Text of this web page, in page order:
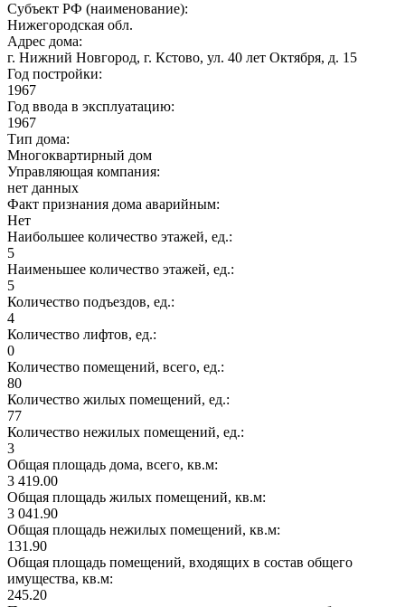
Субъект РФ (наименование):
Нижегородская обл.
Адрес дома:
г. Нижний Новгород, г. Кстово, ул. 40 лет Октября, д. 15
Год постройки:
1967
Год ввода в эксплуатацию:
1967
Тип дома:
Многоквартирный дом
Управляющая компания:
нет данных
Факт признания дома аварийным:
Нет
Наибольшее количество этажей, ед.:
5
Наименьшее количество этажей, ед.:
5
Количество подъездов, ед.:
4
Количество лифтов, ед.:
0
Количество помещений, всего, ед.:
80
Количество жилых помещений, ед.:
77
Количество нежилых помещений, ед.:
3
Общая площадь дома, всего, кв.м:
3 419.00
Общая площадь жилых помещений, кв.м:
3 041.90
Общая площадь нежилых помещений, кв.м:
131.90
Общая площадь помещений, входящих в состав общего
имущества, кв.м:
245.20